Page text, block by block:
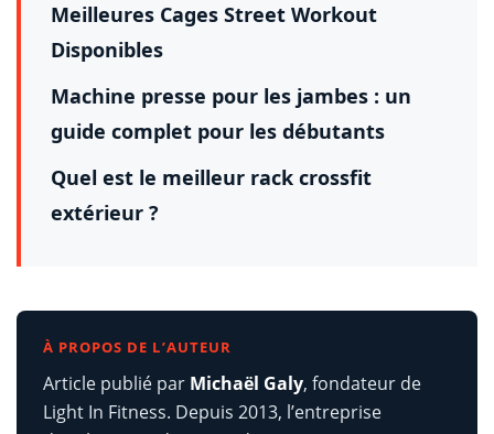
Meilleures Cages Street Workout
Disponibles
Machine presse pour les jambes : un
guide complet pour les débutants
Quel est le meilleur rack crossfit
extérieur ?
À PROPOS DE L’AUTEUR
Article publié par Michaël Galy, fondateur de
Light In Fitness. Depuis 2013, l’entreprise